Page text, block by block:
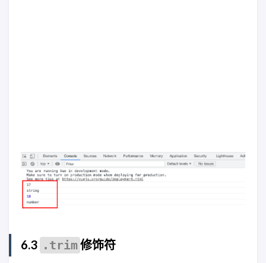
6.3 .trim修饰符